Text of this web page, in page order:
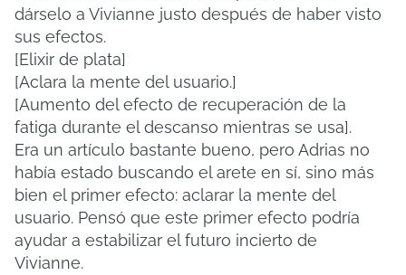
dárselo a Vivianne justo después de haber visto
sus efectos.
[Elixir de plata]
[Aclara la mente del usuario.]
[Aumento del efecto de recuperación de la
fatiga durante el descanso mientras se usa].
Era un artículo bastante bueno, pero Adrias no
había estado buscando el arete en sí, sino más
bien el primer efecto: aclarar la mente del
usuario. Pensó que este primer efecto podría
ayudar a estabilizar el futuro incierto de
Vivianne.